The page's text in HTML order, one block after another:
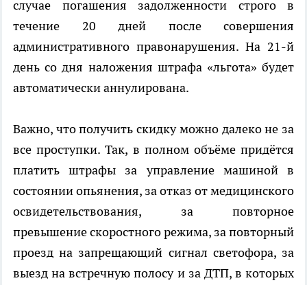
случае погашения задолженности строго в
течение 20 дней после совершения
административного правонарушения. На 21-й
день со дня наложения штрафа «льгота» будет
автоматически аннулирована.
Важно, что получить скидку можно далеко не за
все проступки. Так, в полном объёме придётся
платить штрафы за управление машиной в
состоянии опьянения, за отказ от медицинского
освидетельствования, за повторное
превышение скоростного режима, за повторный
проезд на запрещающий сигнал светофора, за
выезд на встречную полосу и за ДТП, в которых